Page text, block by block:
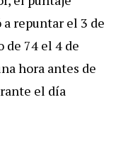
a repuntar el 3 de
de 74 el 4 de
hora antes de
el día